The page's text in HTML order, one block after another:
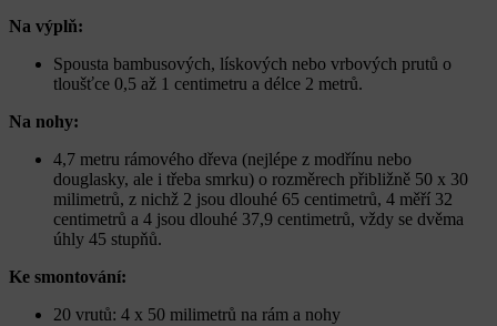
Na výplň:
Spousta bambusových, lískových nebo vrbových prutů o
tloušťce 0,5 až 1 centimetru a délce 2 metrů.
Na nohy:
4,7 metru rámového dřeva (nejlépe z modřínu nebo
douglasky, ale i třeba smrku) o rozměrech přibližně 50 x 30
milimetrů, z nichž 2 jsou dlouhé 65 centimetrů, 4 měří 32
centimetrů a 4 jsou dlouhé 37,9 centimetrů, vždy se dvěma
úhly 45 stupňů.
Ke smontování:
20 vrutů: 4 x 50 milimetrů na rám a nohy